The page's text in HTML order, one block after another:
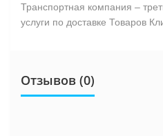
Транспортная компания –
услуги по доставке Товаров
Отзывов (0)